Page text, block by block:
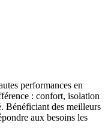
performances en
: confort, isolation
Bénéficiant des meilleurs
aux besoins les